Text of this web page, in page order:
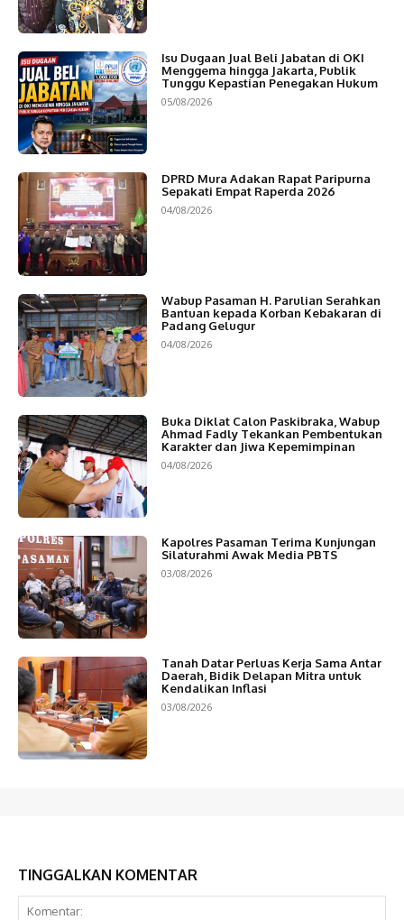
Isu Dugaan Jual Beli Jabatan di OKI
Menggema hingga Jakarta, Publik
Tunggu Kepastian Penegakan Hukum
05/08/2026
DPRD Mura Adakan Rapat Paripurna
Sepakati Empat Raperda 2026
04/08/2026
Wabup Pasaman H. Parulian Serahkan
Bantuan kepada Korban Kebakaran di
Padang Gelugur
04/08/2026
Buka Diklat Calon Paskibraka, Wabup
Ahmad Fadly Tekankan Pembentukan
Karakter dan Jiwa Kepemimpinan
04/08/2026
Kapolres Pasaman Terima Kunjungan
Silaturahmi Awak Media PBTS
03/08/2026
Tanah Datar Perluas Kerja Sama Antar
Daerah, Bidik Delapan Mitra untuk
Kendalikan Inflasi
03/08/2026
TINGGALKAN KOMENTAR